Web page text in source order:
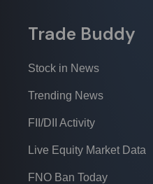
Trade Buddy
Stock in News
Trending News
FII/DII Activity
Live Equity Market Data
FNO Ban Today